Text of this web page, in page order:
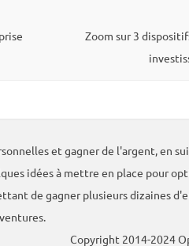
Zoom sur 3
et gagner de l'argent, en
idées à mettre en place pour
de gagner plusieurs dizaines
Copyright 2014-2024